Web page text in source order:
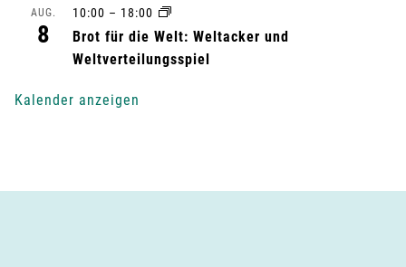
a
AUG.
8
10:00 – 18:00
Brot für die Welt: Weltacker und
Weltverteilungsspiel
Kalender anzeigen